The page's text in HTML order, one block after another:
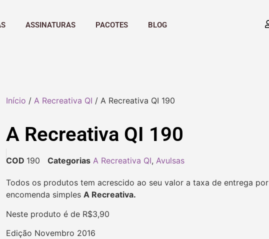
ASSINATURAS PACOTES BLOG
Início / A Recreativa QI / A Recreativa QI 190
A Recreativa QI 190
COD 190 Categorias A Recreativa QI, Avulsas
Todos os produtos tem acrescido ao seu valor a taxa de entrega por
encomenda simples A Recreativa.
Neste produto é de R$3,90
Edição Novembro 2016